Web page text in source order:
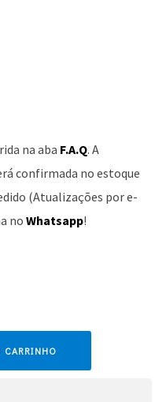
na aba F.A.Q. A
confirmada no estoque
(Atualizações por e-
no Whatsapp!